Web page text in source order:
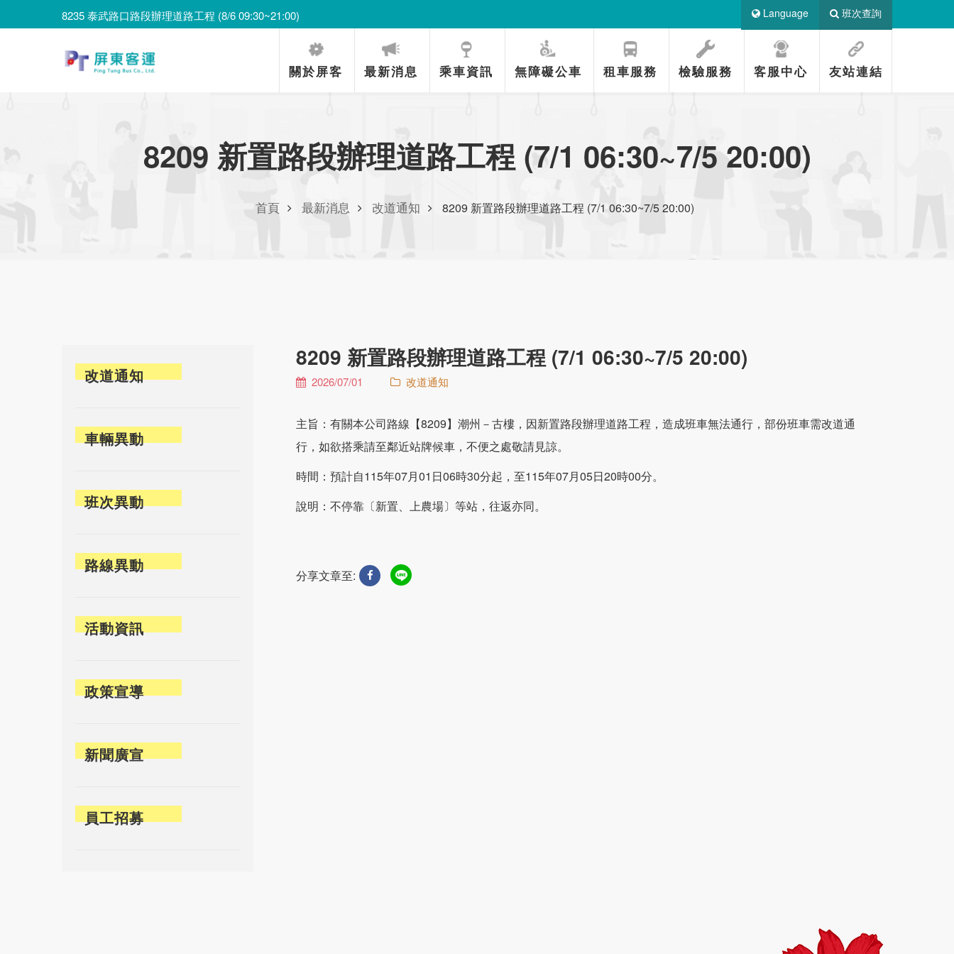
8235 泰武路口路段辦理道路工程 (8/6 09:30~21:00)
8235 泰武路口路段辦理道路工程 (8/6 09:30~21:00)
Language 班次查詢
關於屏客 最新消息 乘車資訊 無障礙公車 租車服務 檢驗服務 客服中心 友站連結
8209 新置路段辦理道路工程 (7/1 06:30~7/5 20:00)
首頁 最新消息 改道通知 8209 新置路段辦理道路工程 (7/1 06:30~7/5 20:00)
改道通知
車輛異動
班次異動
路線異動
活動資訊
政策宣導
新聞廣宣
員工招募
8209 新置路段辦理道路工程 (7/1 06:30~7/5 20:00)
2026/07/01 改道通知
主旨：有關本公司路線【8209】潮州－古樓，因新置路段辦理道路工程，造成班車無法通行，部份班車需改道通
行，如欲搭乘請至鄰近站牌候車，不便之處敬請見諒。
時間：預計自115年07月01日06時30分起，至115年07月05日20時00分。
說明：不停靠〔新置、上農場〕等站，往返亦同。
分享文章至: